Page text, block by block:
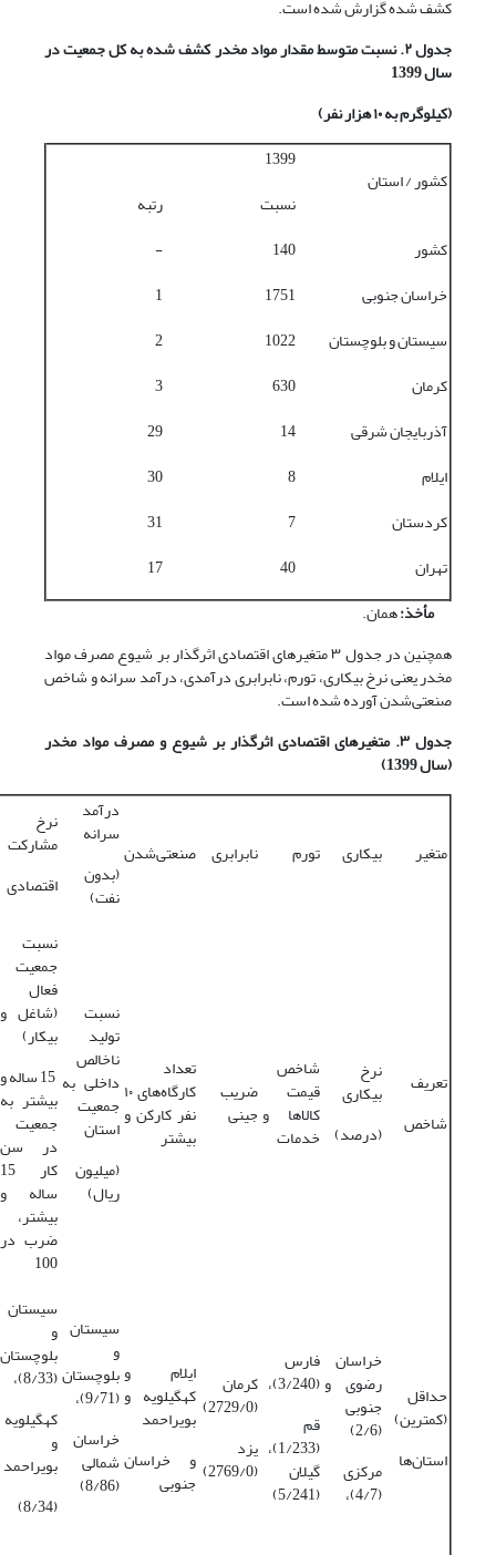
کشف شده گزارش شده است.
جدول ۲. نسبت متوسط مقدار مواد مخدر کشف شده به
کل جمعیت در
سال 1399
(کیلوگرم به ۱۰ هزار نفر)
کشور / استان
1399
نسبت
رتبه
کشور
140
-
خراسان جنوبی
1751
1
سیستان و بلوچستان
1022
2
کرمان
630
3
آذربایجان شرقی
14
29
ایلام
8
30
کردستان
7
31
تهران
40
17
مأخذ:همان.
همچنین در جدول ۳ متغیرهای اقتصادی اثرگذار بر شیوع مصرف مواد
مخدر یعنی نرخ بیکاری، تورم، نابرابری درآمدی، درآمد سرانه و شاخص
صنعتی‌شدن آورده شده است.
جدول ۳. متغیرهای اقتصادی اثرگذار بر شیوع و مصرف مواد مخدر
(سال 1399)
متغیر بیکاری تورم نابرابری صنعتی‌شدن
درآمد
سرانه
(بدون
نفت)
نرخ
مشارکت
اقتصادی
تعریف
شاخص
نرخ
بیکاری
(درصد)
شاخص
قیمت
کالاها و
خدمات
ضریب
جینی
تعداد
کارگاه‌های ۱۰
نفر کارکن و
بیشتر
نسبت
تولید
ناخالص
داخلی به
جمعیت
استان
(میلیون
ریال)
نسبت
جمعیت
فعال
(شاغل و
بیکار)
15 ساله و
بیشتر به
جمعیت
در سن
کار 15
ساله و
بیشتر،
ضرب در
100
حداقل
(کمترین)
استان‌ها
خراسان
رضوی و
جنوبی
(2/6)
مرکزی
(4/7)،
فارس
(3/240)،
قم
(1/233)،
گیلان
(5/241)
کرمان
(2729/0)
یزد
(2769/0)
ایلام و
کهگیلویه و
بویراحمد
و خراسان
‌جنوبی
سیستان
و
بلوچستان
(9/71)،
خراسان
‌شمالی
(8/86)
سیستان
و
بلوچستان
(8/33)،
کهگیلویه
و
بویراحمد
(8/34)